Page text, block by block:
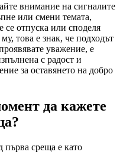
внимание на сигналите
или смени темата,
се отпуска или споделя
това е знак, че подходът
уважение, е
с радост и
за оставянето на добро
да кажете
първа среща е като